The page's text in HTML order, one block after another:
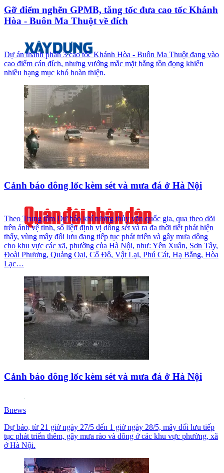
Gỡ điểm nghẽn GPMB, tăng tốc đưa cao tốc Khánh
Hòa - Buôn Ma Thuột về đích
Dự án thành phần 3 cao tốc Khánh Hòa - Buôn Ma Thuột đang vào
cao điểm cán đích, nhưng vướng mắc mặt bằng tồn đọng khiến
nhiều hạng mục khó hoàn thiện.
Cảnh báo dông lốc kèm sét và mưa đá ở Hà Nội
Theo Trung tâm Dự báo khí tượng thủy văn quốc gia, qua theo dõi
trên ảnh vệ tinh, số liệu định vị dông sét và ra đa thời tiết phát hiện
thấy, vùng mây đối lưu đang tiếp tục phát triển và gây mưa dông
cho khu vực các xã, phường của Hà Nội, như: Yên Xuân, Sơn Tây,
Đoài Phương, Quảng Oai, Cổ Đô, Vật Lại, Phú Cát, Hạ Bằng, Hòa
Lạc…
Cảnh báo dông lốc kèm sét và mưa đá ở Hà Nội
Bnews
Dự báo, từ 21 giờ ngày 27/5 đến 1 giờ ngày 28/5, mây đối lưu tiếp
tục phát triển thêm, gây mưa rào và dông ở các khu vực phường, xã
ở Hà Nội.